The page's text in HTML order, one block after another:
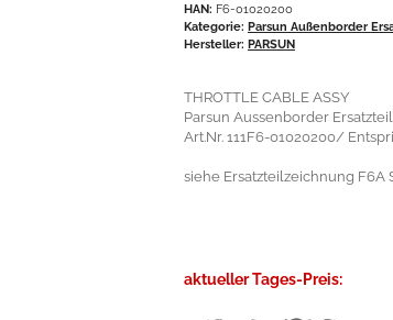
HAN: F6-01020200
Kategorie: Parsun Außenborder
Hersteller: PARSUN
THROTTLE CABLE ASSY
Parsun Aussenborder Ersatzteil
Art.Nr. 111F6-01020200/
siehe Ersatzteilzeichnung F6A
aktueller Tages-Preis: